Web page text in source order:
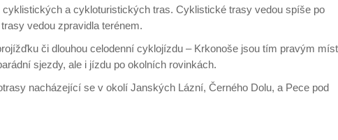
a cykloturistických tras. Cyklistické trasy vedou spíše po
vedou zpravidla terénem.
či dlouhou celodenní cyklojízdu – Krkonoše jsou tím pravým
sjezdy, ale i jízdu po okolních rovinkách.
nacházející se v okolí Janských Lázní, Černého Dolu, a Pece pod